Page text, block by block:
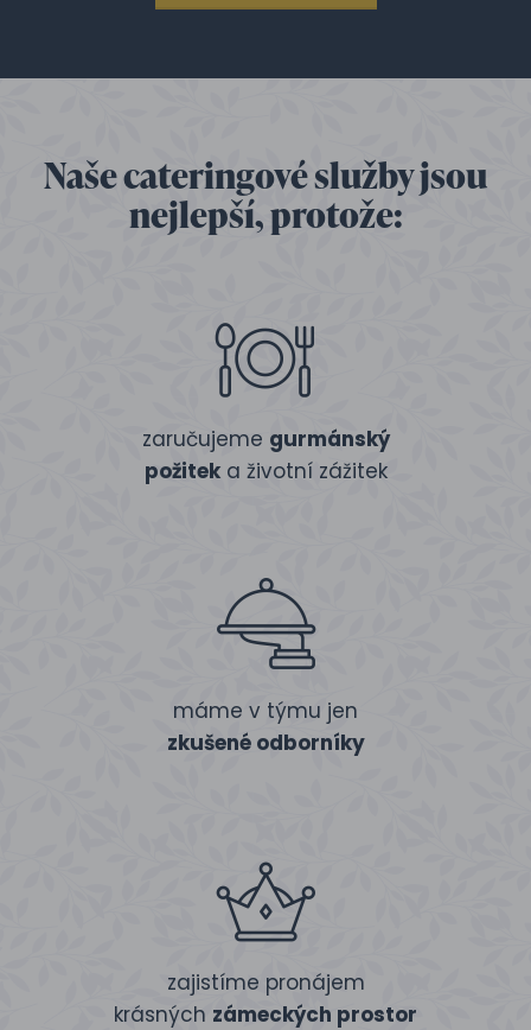
Naše cateringové služby jsou
nejlepší, protože:
zaručujeme gurmánský
požiteka životní zážitek
máme v týmu jen
zkušené odborníky
zajistíme pronájem
krásných zámeckých prostor